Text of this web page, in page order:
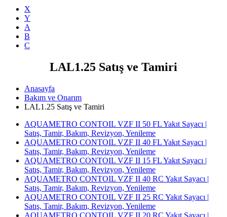
X
Y
A
B
C
LAL1.25 Satış ve Tamiri
Anasayfa
Bakım ve Onarım
LAL1.25 Satış ve Tamiri
AQUAMETRO CONTOIL VZF II 50 FL Yakıt Sayacı |
Satış, Tamir, Bakım, Revizyon, Yenileme
AQUAMETRO CONTOIL VZF II 40 FL Yakıt Sayacı |
Satış, Tamir, Bakım, Revizyon, Yenileme
AQUAMETRO CONTOIL VZF II 15 FL Yakıt Sayacı |
Satış, Tamir, Bakım, Revizyon, Yenileme
AQUAMETRO CONTOIL VZF II 40 RC Yakıt Sayacı |
Satış, Tamir, Bakım, Revizyon, Yenileme
AQUAMETRO CONTOIL VZF II 25 RC Yakıt Sayacı |
Satış, Tamir, Bakım, Revizyon, Yenileme
AQUAMETRO CONTOIL VZF II 20 RC Yakıt Sayacı |